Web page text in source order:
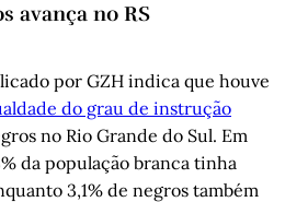
avança no RS
por GZH indica que houve
do grau de instrução
no Rio Grande do Sul. Em
da população branca tinha
3,1% de negros também